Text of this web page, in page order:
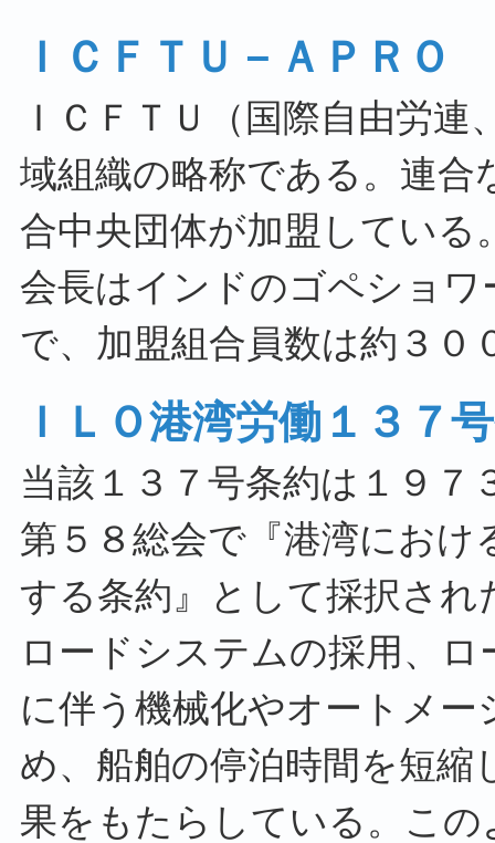
ＩＣＦＴＵ－ＡＰＲＯ
ＩＣＦＴＵ（国際自由労
域組織の略称である。連合
合中央団体が加盟してい
会長はインドのゴペショ
で、加盟組合員数は約３０
ＩＬＯ港湾労働１３７
当該１３７号条約は１９７
第５８総会で『港湾におけ
する条約』として採択さ
ロードシステムの採用、
に伴う機械化やオートメ
め、船舶の停泊時間を短
果をもたらしている。こ